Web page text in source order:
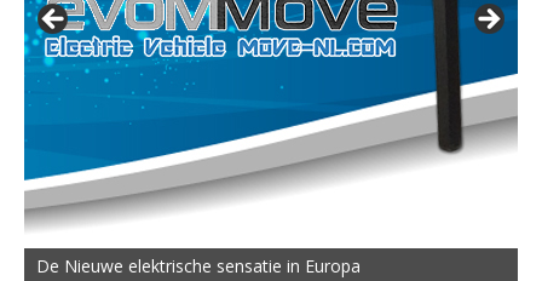
De Nieuwe elektrische sensatie in Europa